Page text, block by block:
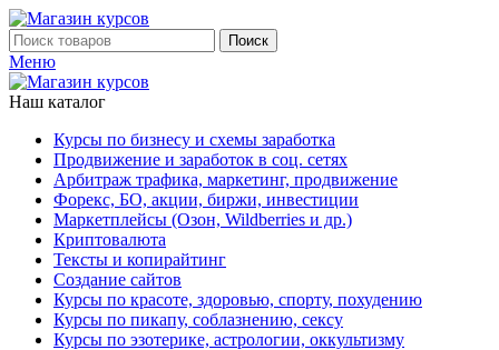
Поиск
Меню
Наш каталог
Курсы по бизнесу и схемы заработка
Продвижение и заработок в соц. сетях
Арбитраж трафика, маркетинг, продвижение
Форекс, БО, акции, биржи, инвестиции
Маркетплейсы (Озон, Wildberries и др.)
Криптовалюта
Тексты и копирайтинг
Создание сайтов
Курсы по красоте, здоровью, спорту, похудению
Курсы по пикапу, соблазнению, сексу
Курсы по эзотерике, астрологии, оккультизму